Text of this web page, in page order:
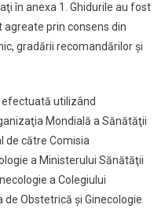
în anexa 1. Ghidurile au fost
prin consens din
gradării recomandărilor şi
utilizând
Mondială a Sănătăţii
de către Comisia
a Ministerului Sănătăţii
a Colegiului
Obstetrică şi Ginecologie